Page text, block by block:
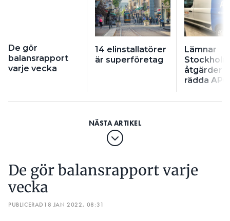
De gör
balansrapport
varje vecka
14 elinstallatörer
är superföretag
Lämnar
åtgärder
rädda
De gör balansrapport varje
vecka
PUBLICERAD 18 JAN 2022, 08:31